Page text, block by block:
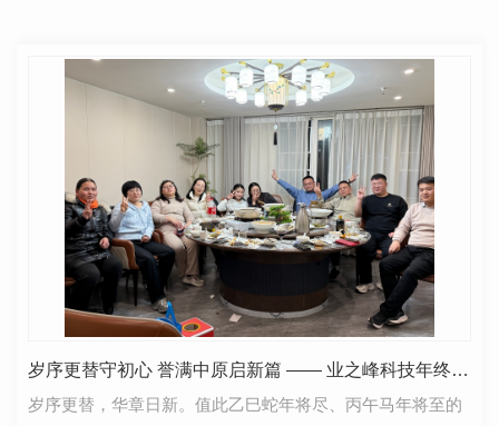
岁序更替守初心 誉满中原启新篇 —— 业之峰科技年终感恩时刻，恭祝客户新春大吉
岁序更替，华章日新。值此乙巳蛇年将尽、丙午马年将至的